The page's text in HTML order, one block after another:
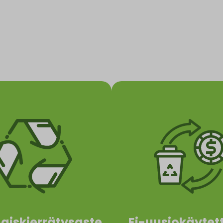
osa
tai
uusiksi
tuotteiksi.
Ei-
sivuvirrat
raaka-aineiksi
energiaksi 47